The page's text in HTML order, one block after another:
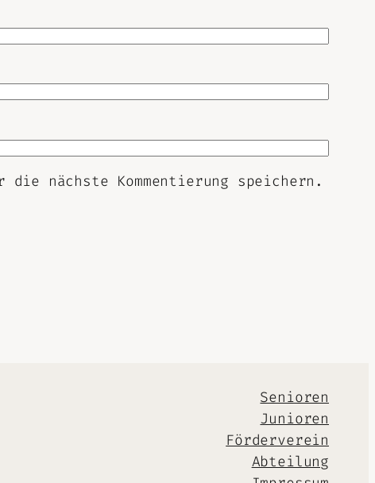
die nächste Kommentierung speichern.
Senioren
Junioren
Förderverein
Abteilung